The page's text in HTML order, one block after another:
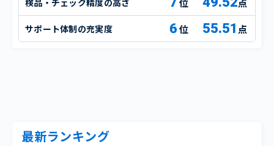
点
サポート体制の充実度 6 55.51 点
最新ランキング